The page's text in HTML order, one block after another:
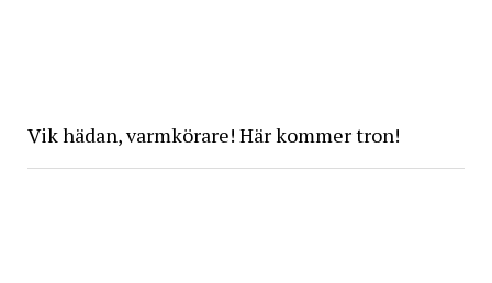
Vik hädan, varmkörare! Här kommer tron!